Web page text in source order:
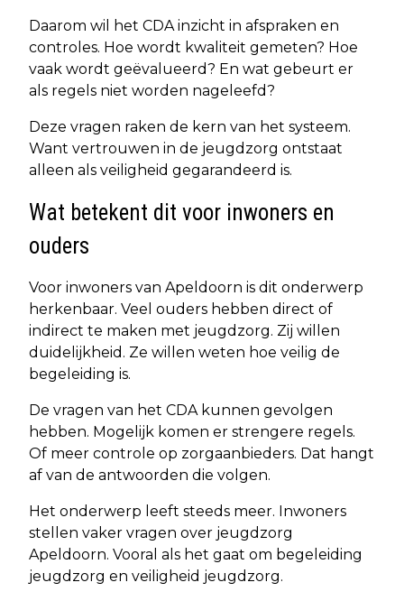
Daarom wil het CDA inzicht in afspraken en
controles. Hoe wordt kwaliteit gemeten? Hoe
vaak wordt geëvalueerd? En wat gebeurt er
als regels niet worden nageleefd?
Deze vragen raken de kern van het systeem.
Want vertrouwen in de jeugdzorg ontstaat
alleen als veiligheid gegarandeerd is.
Wat betekent dit voor inwoners en
ouders
Voor inwoners van Apeldoorn is dit onderwerp
herkenbaar. Veel ouders hebben direct of
indirect te maken met jeugdzorg. Zij willen
duidelijkheid. Ze willen weten hoe veilig de
begeleiding is.
De vragen van het CDA kunnen gevolgen
hebben. Mogelijk komen er strengere regels.
Of meer controle op zorgaanbieders. Dat hangt
af van de antwoorden die volgen.
Het onderwerp leeft steeds meer. Inwoners
stellen vaker vragen over jeugdzorg
Apeldoorn. Vooral als het gaat om begeleiding
jeugdzorg en veiligheid jeugdzorg.